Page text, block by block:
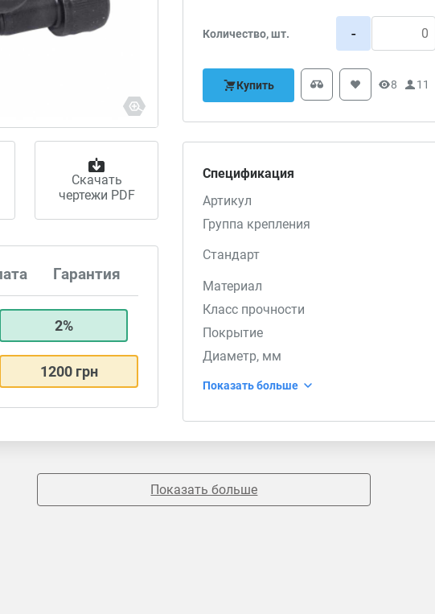
Скачать
чертежи PDF
Гарантия
2%
1200 грн
Количество, шт. -
Купить 8 11
Спецификация
Артикул
Группа крепления
Стандарт
Материал
Класс прочности
Покрытие
Диаметр, мм
Показать больше
Показать больше